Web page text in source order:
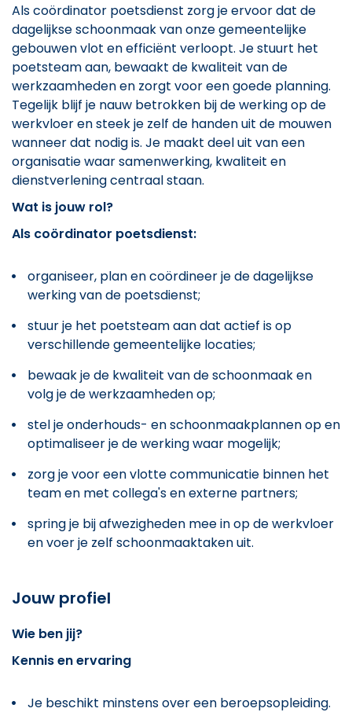
Als coördinator poetsdienst zorg je ervoor dat de
dagelijkse schoonmaak van onze gemeentelijke
gebouwen vlot en efficiënt verloopt. Je stuurt het
poetsteam aan, bewaakt de kwaliteit van de
werkzaamheden en zorgt voor een goede planning.
Tegelijk blijf je nauw betrokken bij de werking op de
werkvloer en steek je zelf de handen uit de mouwen
wanneer dat nodig is. Je maakt deel uit van een
organisatie waar samenwerking, kwaliteit en
dienstverlening centraal staan.
Wat is jouw rol?
Als coördinator poetsdienst:
organiseer, plan en coördineer je de dagelijkse
werking van de poetsdienst;
stuur je het poetsteam aan dat actief is op
verschillende gemeentelijke locaties;
bewaak je de kwaliteit van de schoonmaak en
volg je de werkzaamheden op;
stel je onderhouds- en schoonmaakplannen op en
optimaliseer je de werking waar mogelijk;
zorg je voor een vlotte communicatie binnen het
team en met collega's en externe partners;
spring je bij afwezigheden mee in op de werkvloer
en voer je zelf schoonmaaktaken uit.
Jouw profiel
Wie ben jij?
Kennis en ervaring
Je beschikt minstens over een beroepsopleiding.